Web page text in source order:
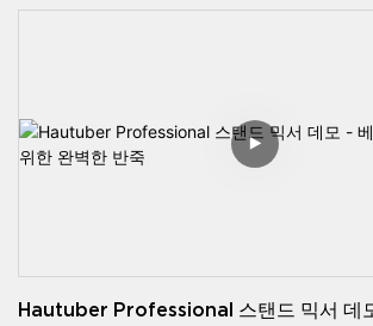
—이벤트에 적합합니다 & 거리 평가!
✅
대용량 출력
Hautuber Professional 스탠드 믹서 데